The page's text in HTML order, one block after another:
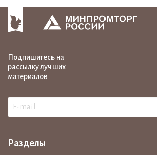
Подпишитесь на
рассылку лучших
материалов
Разделы